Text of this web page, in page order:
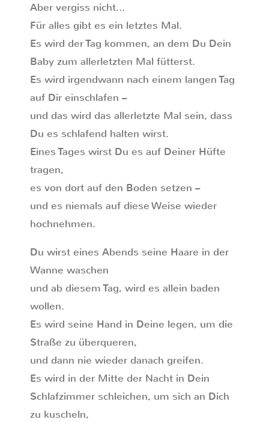
Aber vergiss nicht…
Für alles gibt es ein letztes Mal.
Es wird der Tag kommen, an dem Du Dein
Baby zum allerletzten Mal fütterst.
Es wird irgendwann nach einem langen Tag
auf Dir einschlafen –
und das wird das allerletzte Mal sein, dass
Du es schlafend halten wirst.
Eines Tages wirst Du es auf Deiner Hüfte
tragen,
es von dort auf den Boden setzen –
und es niemals auf diese Weise wieder
hochnehmen.
Du wirst eines Abends seine Haare in der
Wanne waschen
und ab diesem Tag, wird es allein baden
wollen.
Es wird seine Hand in Deine legen, um die
Straße zu überqueren,
und dann nie wieder danach greifen.
Es wird in der Mitte der Nacht in Dein
Schlafzimmer schleichen, um sich an Dich
zu kuscheln,